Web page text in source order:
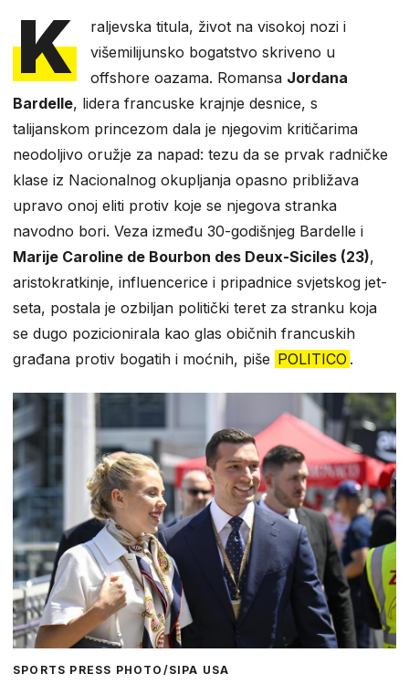
K
raljevska titula, život na visokoj nozi i
višemilijunsko bogatstvo skriveno u
offshore oazama. Romansa Jordana
Bardelle, lidera francuske krajnje desnice, s
talijanskom princezom dala je njegovim kritičarima
neodoljivo oružje za napad: tezu da se prvak radničke
klase iz Nacionalnog okupljanja opasno približava
upravo onoj eliti protiv koje se njegova stranka
navodno bori. Veza između 30-godišnjeg Bardelle i
Marije Caroline de Bourbon des Deux-Siciles (23),
aristokratkinje, influencerice i pripadnice svjetskog jet-
seta, postala je ozbiljan politički teret za stranku koja
se dugo pozicionirala kao glas običnih francuskih
građana protiv bogatih i moćnih, piše POLITICO .
SPORTS PRESS PHOTO/SIPA USA